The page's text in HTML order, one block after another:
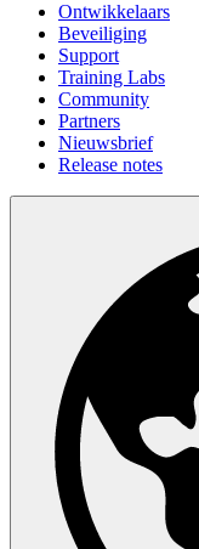
Ontwikkelaars
Beveiliging
Support
Training Labs
Community
Partners
Nieuwsbrief
Release notes